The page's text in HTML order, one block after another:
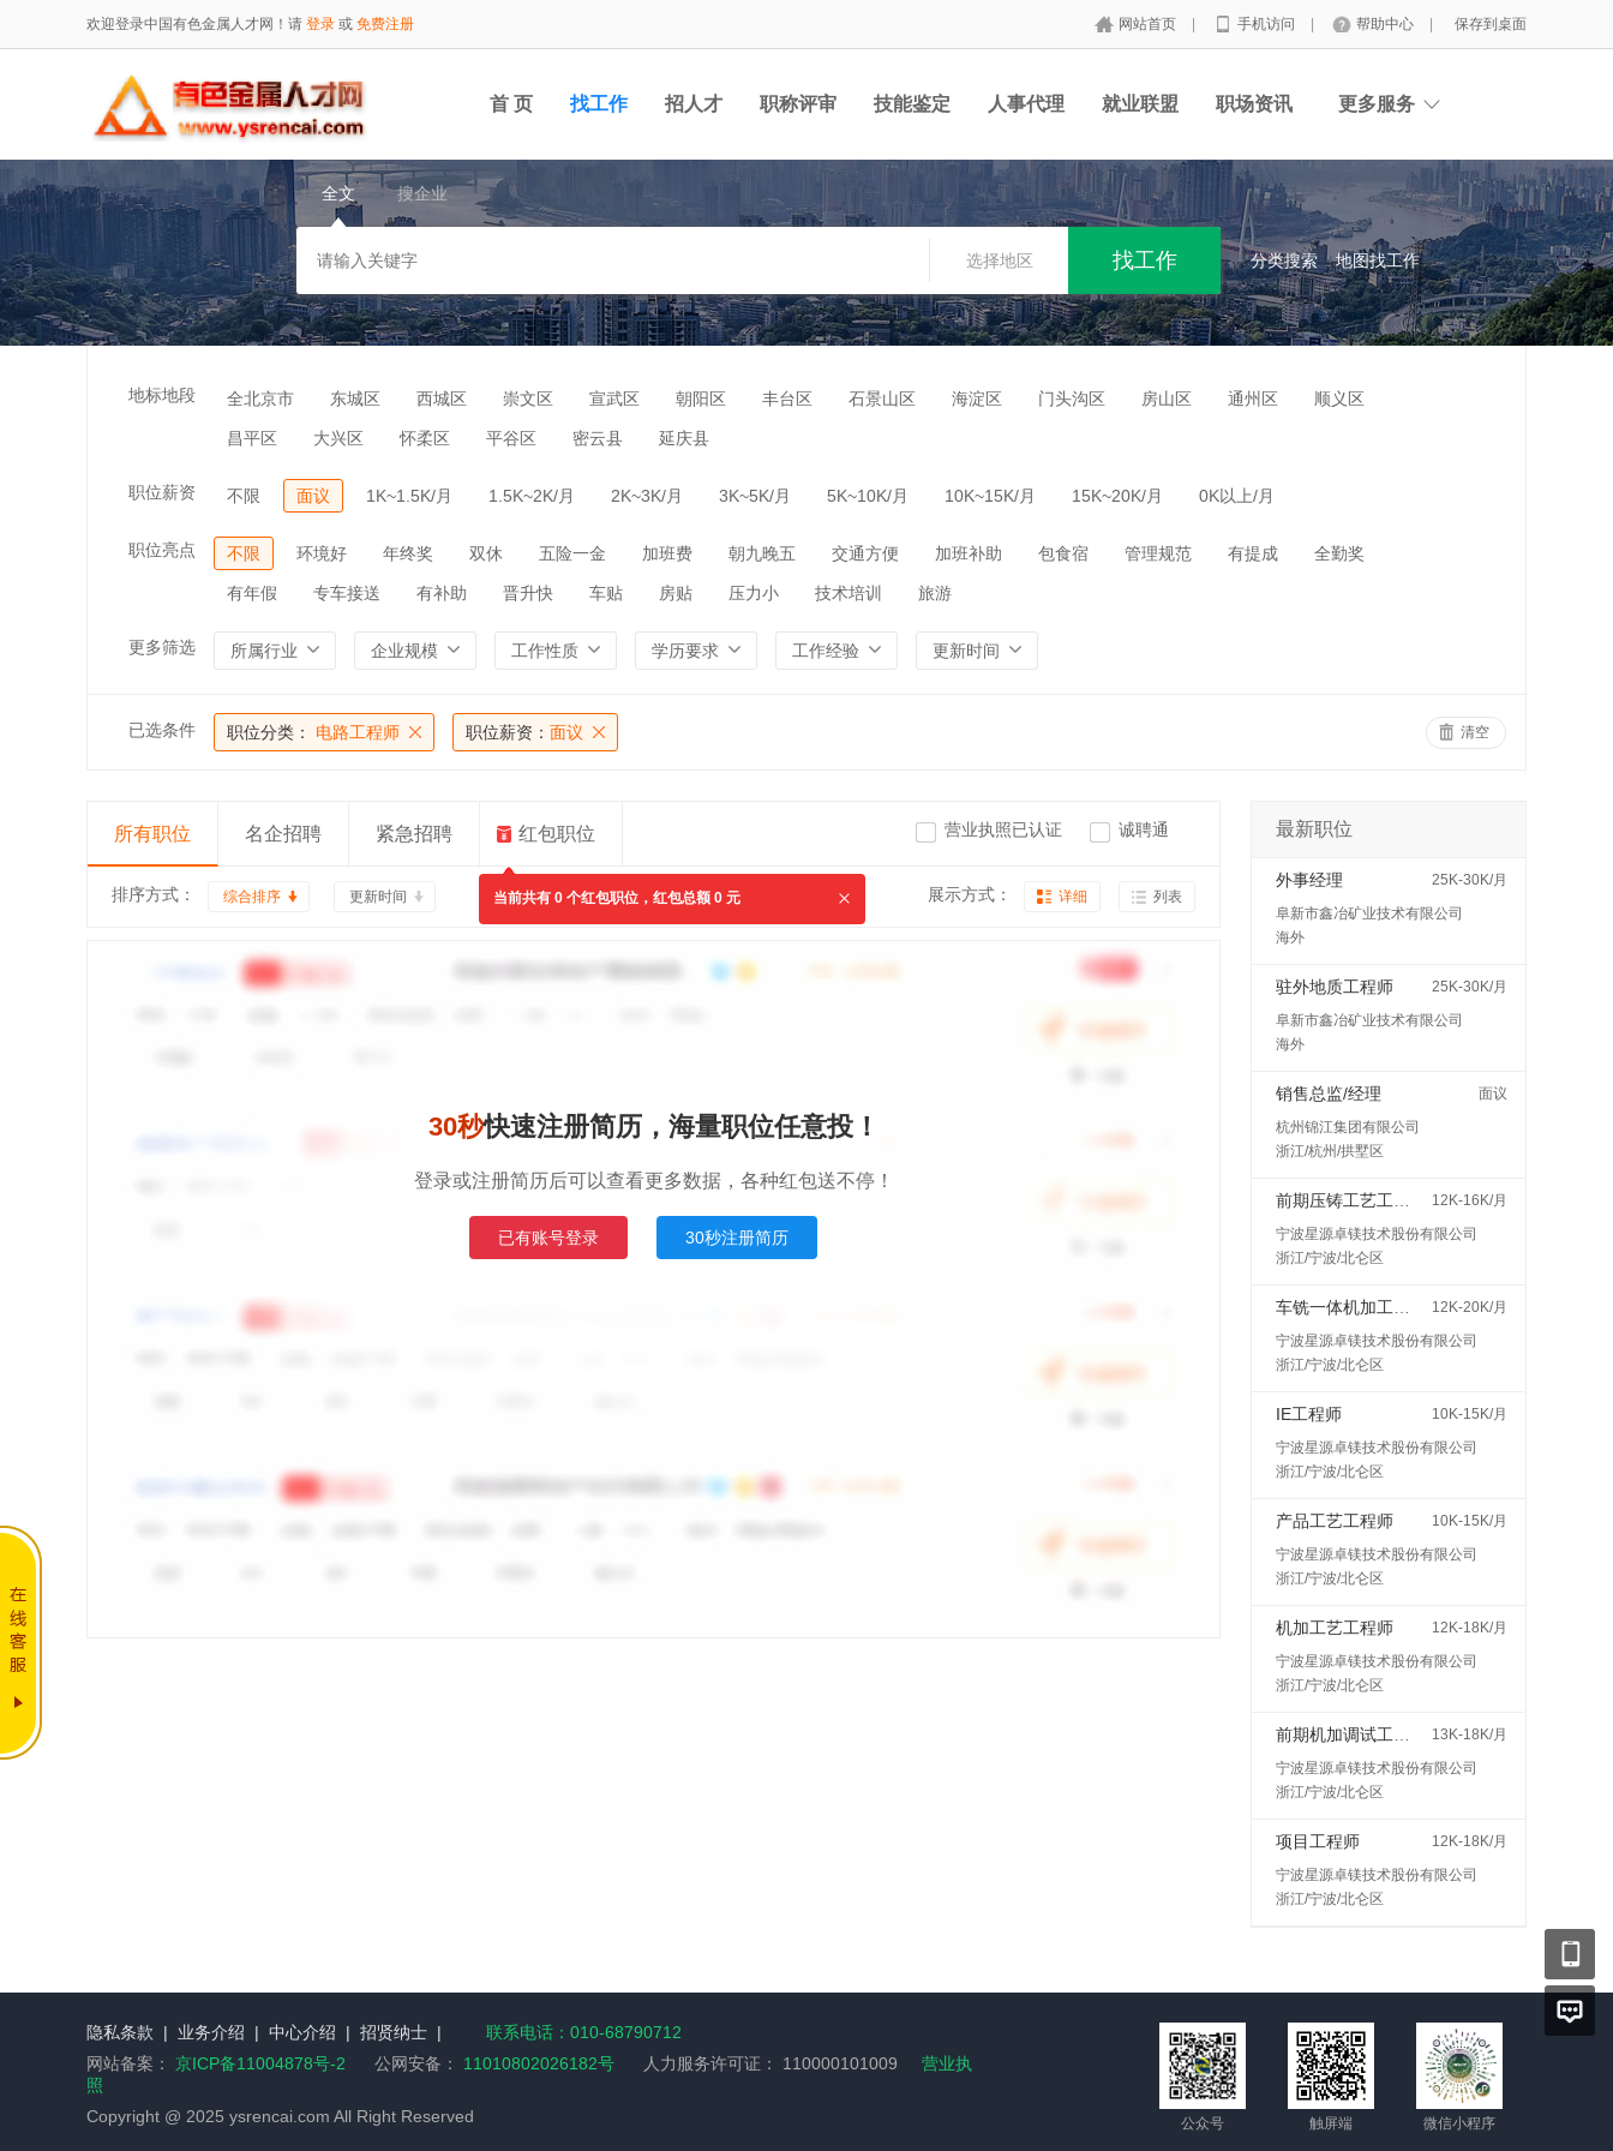
欢迎登录中国有色金属人才网！请 登录 或 免费注册 网站首页 手机访问 帮助中心 保存到桌面
首 页 找工作 招人才 职称评审 技能鉴定 人事代理 就业联盟 职场资讯 更多服务
全文 搜企业
选择地区 分类搜索 地图找工作
地标地段 全北京市 东城区 西城区 崇文区 宣武区 朝阳区 丰台区 石景山区 海淀区 门头沟区 房山区 通州区 顺义区
昌平区 大兴区 怀柔区 平谷区 密云县 延庆县
职位薪资 不限 面议 1K~1.5K/月 1.5K~2K/月 2K~3K/月 3K~5K/月 5K~10K/月 10K~15K/月 15K~20K/月 0K以上/月
职位亮点 不限 环境好 年终奖 双休 五险一金 加班费 朝九晚五 交通方便 加班补助 包食宿 管理规范 有提成 全勤奖
有年假 专车接送 有补助 晋升快 车贴 房贴 压力小 技术培训 旅游
更多筛选 所属行业 企业规模 工作性质 学历要求 工作经验 更新时间
已选条件 职位分类： 电路工程师 职位薪资： 面议 清空
所有职位 名企招聘 紧急招聘 红包职位
当前共有 0 个红包职位，红包总额 0 元
营业执照已认证 诚聘通
排序方式： 综合排序 更新时间 展示方式： 详细 列表
30秒快速注册简历，海量职位任意投！
登录或注册简历后可以查看更多数据，各种红包送不停！
已有账号登录 30秒注册简历
最新职位
外事经理
25K-30K/月
阜新市鑫冶矿业技术有限公司
海外
驻外地质工程师
25K-30K/月
阜新市鑫冶矿业技术有限公司
海外
销售总监/经理
面议
杭州锦江集团有限公司
浙江/杭州/拱墅区
12K-16K/月
宁波星源卓镁技术股份有限公司
浙江/宁波/北仑区
12K-20K/月
宁波星源卓镁技术股份有限公司
浙江/宁波/北仑区
IE工程师
10K-15K/月
宁波星源卓镁技术股份有限公司
浙江/宁波/北仑区
产品工艺工程师
10K-15K/月
宁波星源卓镁技术股份有限公司
浙江/宁波/北仑区
机加工艺工程师
12K-18K/月
宁波星源卓镁技术股份有限公司
浙江/宁波/北仑区
13K-18K/月
宁波星源卓镁技术股份有限公司
浙江/宁波/北仑区
项目工程师
12K-18K/月
宁波星源卓镁技术股份有限公司
浙江/宁波/北仑区
隐私条款 | 业务介绍 | 中心介绍 | 招贤纳士 |
联系电话：010-68790712
网站备案： 京ICP备11004878号-2 公网安备： 11010802026182号 人力服务许可证： 110000101009
营业执
照
Copyright @ 2025 ysrencai.com All Right Reserved
公众号 触屏端 微信小程序